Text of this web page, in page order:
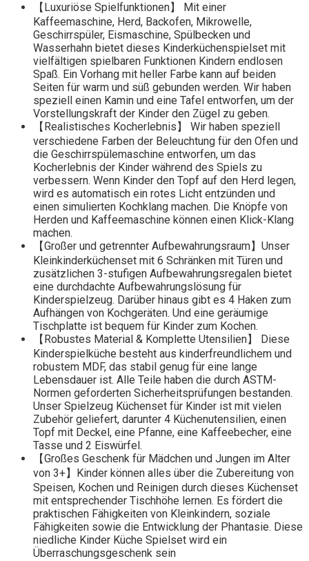
【Luxuriöse Spielfunktionen】 Mit einer
Kaffeemaschine, Herd, Backofen, Mikrowelle,
Geschirrspüler, Eismaschine, Spülbecken und
Wasserhahn bietet dieses Kinderküchenspielset mit
vielfältigen spielbaren Funktionen Kindern endlosen
Spaß. Ein Vorhang mit heller Farbe kann auf beiden
Seiten für warm und süß gebunden werden. Wir haben
speziell einen Kamin und eine Tafel entworfen, um der
Vorstellungskraft der Kinder den Zügel zu geben.
【Realistisches Kocherlebnis】 Wir haben speziell
verschiedene Farben der Beleuchtung für den Ofen und
die Geschirrspülemaschine entworfen, um das
Kocherlebnis der Kinder während des Spiels zu
verbessern. Wenn Kinder den Topf auf den Herd legen,
wird es automatisch ein rotes Licht entzünden und
einen simulierten Kochklang machen. Die Knöpfe von
Herden und Kaffeemaschine können einen Klick-Klang
machen.
【Großer und getrennter Aufbewahrungsraum】Unser
Kleinkinderküchenset mit 6 Schränken mit Türen und
zusätzlichen 3-stufigen Aufbewahrungsregalen bietet
eine durchdachte Aufbewahrungslösung für
Kinderspielzeug. Darüber hinaus gibt es 4 Haken zum
Aufhängen von Kochgeräten. Und eine geräumige
Tischplatte ist bequem für Kinder zum Kochen.
【Robustes Material & Komplette Utensilien】 Diese
Kinderspielküche besteht aus kinderfreundlichem und
robustem MDF, das stabil genug für eine lange
Lebensdauer ist. Alle Teile haben die durch ASTM-
Normen geforderten Sicherheitsprüfungen bestanden.
Unser Spielzeug Küchenset für Kinder ist mit vielen
Zubehör geliefert, darunter 4 Küchenutensilien, einen
Topf mit Deckel, eine Pfanne, eine Kaffeebecher, eine
Tasse und 2 Eiswürfel.
【Großes Geschenk für Mädchen und Jungen im Alter
von 3+】Kinder können alles über die Zubereitung von
Speisen, Kochen und Reinigen durch dieses Küchenset
mit entsprechender Tischhöhe lernen. Es fördert die
praktischen Fähigkeiten von Kleinkindern, soziale
Fähigkeiten sowie die Entwicklung der Phantasie. Diese
niedliche Kinder Küche Spielset wird ein
Überraschungsgeschenk sein